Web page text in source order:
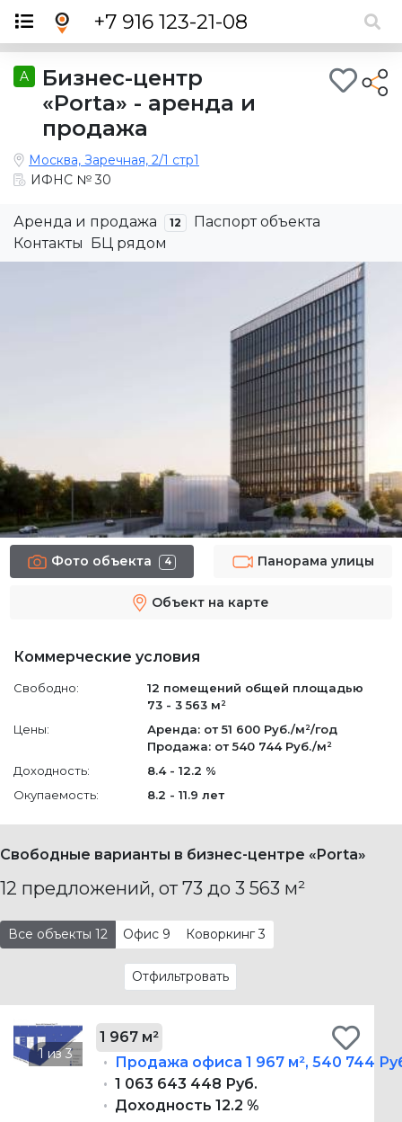
+7 916 123-21-08
A
Бизнес-центр
«Porta» - аренда и
продажа
Москва, Заречная, 2/1 стр1
ИФНС № 30
Аренда и продажа 12
Паспорт объекта
Контакты БЦ рядом
Фото объекта 4 Панорама улицы
Объект на карте
Коммерческие условия
Свободно: 12 помещений общей площадью
73 - 3 563 м²
Цены:
Аренда: от 51 600 Руб./м²/год
Продажа: от 540 744 Руб./м²
Доходность:
8.4 - 12.2 %
Окупаемость:
8.2 - 11.9 лет
Свободные варианты в бизнес-центре «Porta»
12 предложений, от 73 до 3 563 м²
Все объекты 12 Офис 9 Коворкинг 3
Отфильтровать
1 967 м²
Продажа офиса1 967 м²,540 744
1 063 643 448 Руб.
Доходность 12.2 %